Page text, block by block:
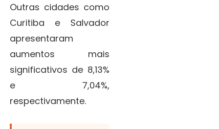
Outras cidades como
Curitiba e Salvador
apresentaram
aumentos mais
significativos de 8,13%
e 7,04%,
respectivamente.